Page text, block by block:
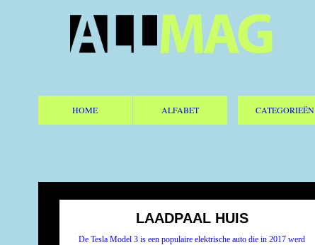
HOME ALFABET CATEGORIEËN
LAADPAAL HUIS
De Tesla Model 3 is een populaire elektrische auto die in 2017 werd